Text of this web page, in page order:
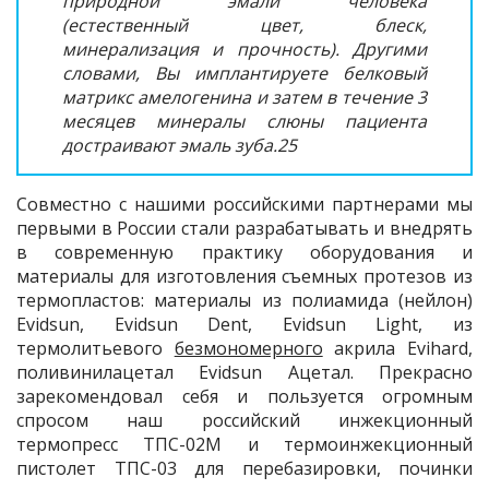
(естественный цвет, блеск,
минерализация и прочность). Другими
словами, Вы имплантируете белковый
матрикс амелогенина и затем в течение 3
месяцев минералы слюны пациента
достраивают эмаль зуба.25
Совместно с нашими российскими партнерами мы
первыми в России стали разрабатывать и внедрять
в современную практику оборудования и
материалы для изготовления съемных протезов из
термопластов: материалы из полиамида (нейлон)
Evidsun, Evidsun Dent, Evidsun Light, из
термолитьевого безмономерного акрила Evihard,
поливинилацетал Evidsun Ацетал. Прекрасно
зарекомендовал себя и пользуется огромным
спросом наш российский инжекционный
термопресс ТПС-02М и термоинжекционный
пистолет ТПС-03 для перебазировки, починки